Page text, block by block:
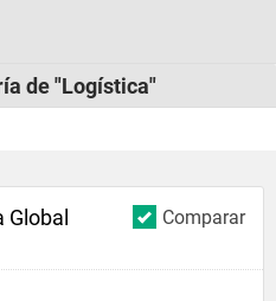
de "Logística"
Comparar